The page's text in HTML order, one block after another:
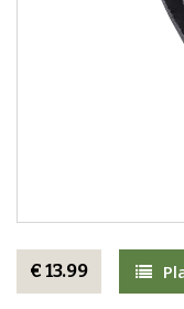
€ 13.99